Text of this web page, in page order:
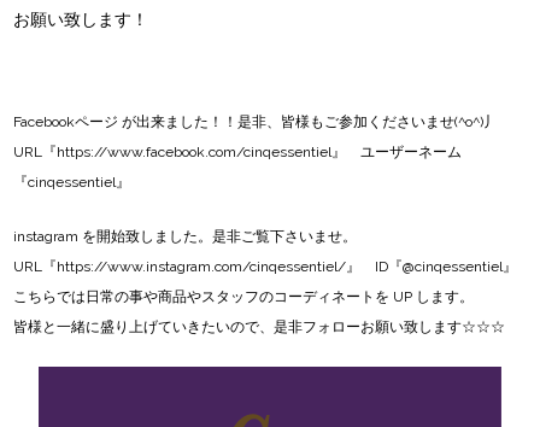
お願い致します！
Facebookページ が出来ました！！是非、皆様もご参加くださいませ(^o^)丿
URL『https://www.facebook.com/cinqessentiel』 ユーザーネーム
『cinqessentiel』
instagram を開始致しました。是非ご覧下さいませ。
URL『https://www.instagram.com/cinqessentiel/』 ID『@cinqessentiel』
こちらでは日常の事や商品やスタッフのコーディネートを UP します。
皆様と一緒に盛り上げていきたいので、是非フォローお願い致します☆☆☆